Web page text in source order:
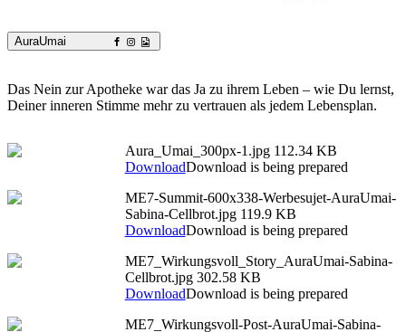
AuraUmai
Das Nein zur Apotheke war das Ja zu ihrem Leben – wie Du lernst,
Deiner inneren Stimme mehr zu vertrauen als jedem Lebensplan.
Aura_Umai_300px-1.jpg 112.34 KB
DownloadDownload is being prepared
ME7-Summit-600x338-Werbesujet-AuraUmai-
Sabina-Cellbrot.jpg 119.9 KB
DownloadDownload is being prepared
ME7_Wirkungsvoll_Story_AuraUmai-Sabina-
Cellbrot.jpg 302.58 KB
DownloadDownload is being prepared
ME7_Wirkungsvoll-Post-AuraUmai-Sabina-